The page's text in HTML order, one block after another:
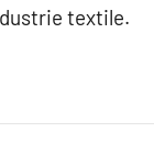
textile.